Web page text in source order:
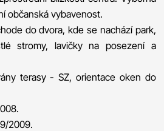
občanská vybavenost.
do dvora, kde se nachází park,
stromy, lavičky na posezení a
terasy - SZ, orientace oken do
2009.